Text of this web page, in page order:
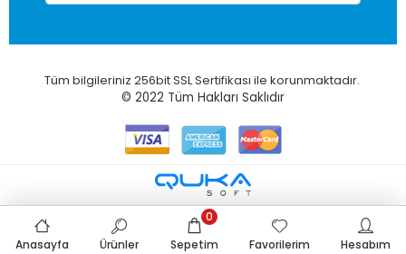
Tüm bilgileriniz 256bit SSL Sertifikası ile korunmaktadır.
© 2022 Tüm Hakları Saklıdır
Anasayfa Ürünler Sepetim
0
Favorilerim
Hesabım